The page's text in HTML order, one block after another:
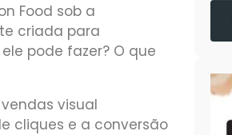
Food sob a
criada para
pode fazer? O que
visual
cliques e a conversão